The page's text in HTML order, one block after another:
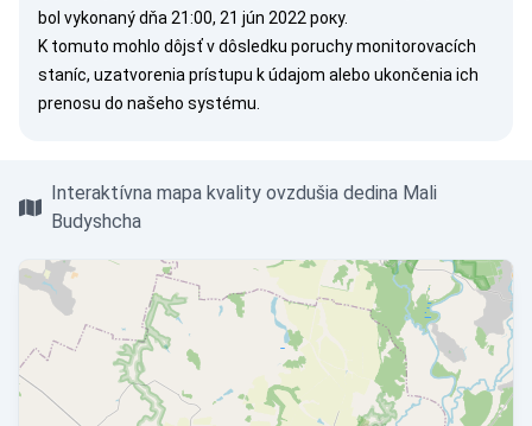
bol vykonaný dňa 21:00, 21 jún 2022 року.
K tomuto mohlo dôjsť v dôsledku poruchy monitorovacích
staníc, uzatvorenia prístupu k údajom alebo ukončenia ich
prenosu do našeho systému.
Interaktívna mapa kvality ovzdušia dedina Mali
Budyshcha